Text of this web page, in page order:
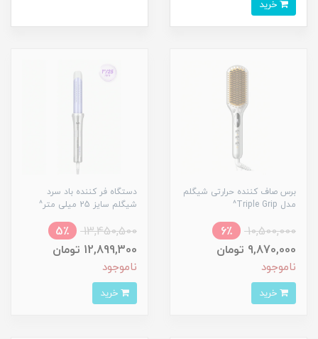
برس صاف کننده حرارتی شیگلم
مدل Triple Grip^
10,500,000
6٪
9,870,000 تومان
ناموجود
دستگاه فر کننده باد سرد
شیگلم سایز 25 میلی متر^
13,450,500
5٪
12,899,300 تومان
ناموجود